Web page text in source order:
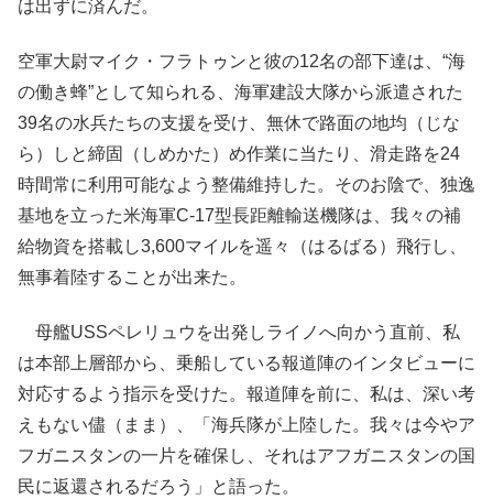
は出ずに済んだ。
空軍大尉マイク・フラトゥンと彼の12名の部下達は、“海
の働き蜂”として知られる、海軍建設大隊から派遣された
39名の水兵たちの支援を受け、無休で路面の地均（じな
ら）しと締固（しめかた）め作業に当たり、滑走路を24
時間常に利用可能なよう整備維持した。そのお陰で、独逸
基地を立った米海軍C-17型長距離輸送機隊は、我々の補
給物資を搭載し3,600マイルを遥々（はるばる）飛行し、
無事着陸することが出来た。
母艦USSペレリュウを出発しライノへ向かう直前、私
は本部上層部から、乗船している報道陣のインタビューに
対応するよう指示を受けた。報道陣を前に、私は、深い考
えもない儘（まま）、「海兵隊が上陸した。我々は今やア
フガニスタンの一片を確保し、それはアフガニスタンの国
民に返還されるだろう」と語った。